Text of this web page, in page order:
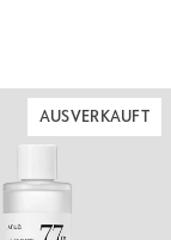
AUSVERKAUFT